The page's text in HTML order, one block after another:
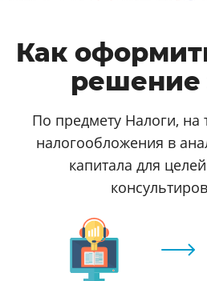
Как
решение
По предмету Налоги, на
налогообложения в
капитала для